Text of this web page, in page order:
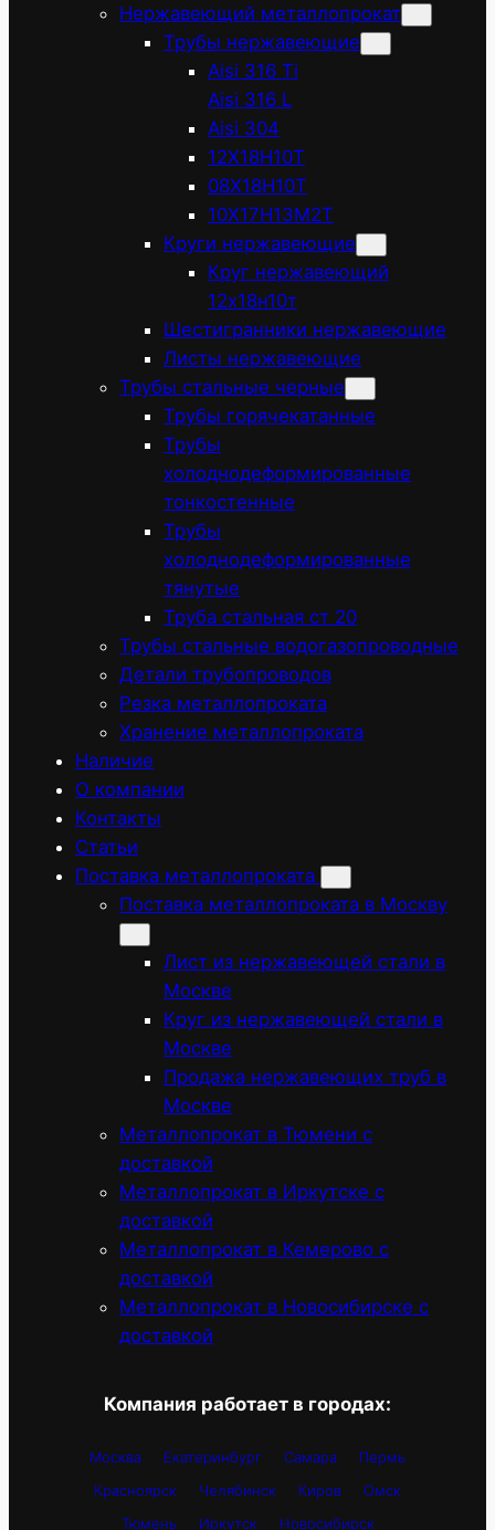
Нержавеющий металлопрокат
Трубы нержавеющие
Aisi 316 Ti
Aisi 316 L
Aisi 304
12Х18Н10Т
08Х18Н10Т
10Х17Н13М2Т
Круги нержавеющие
Круг нержавеющий
12х18н10т
Шестигранники нержавеющие
Листы нержавеющие
Трубы стальные черные
Трубы горячекатанные
Трубы
холоднодеформированные
тонкостенные
Трубы
холоднодеформированные
тянутые
Труба стальная ст 20
Трубы стальные водогазопроводные
Детали трубопроводов
Резка металлопроката
Хранение металлопроката
Наличие
О компании
Контакты
Статьи
Поставка металлопроката
Поставка металлопроката в Москву
Лист из нержавеющей стали в
Москве
Круг из нержавеющей стали в
Москве
Продажа нержавеющих труб в
Москве
Металлопрокат в Тюмени с
доставкой
Металлопрокат в Иркутске с
доставкой
Металлопрокат в Кемерово с
доставкой
Металлопрокат в Новосибирске с
доставкой
Компания работает в городах:
Москва Екатеринбург Самара
Пермь
Красноярск
Челябинск Киров
Омск
Тюмень
Иркутск Новосибирск